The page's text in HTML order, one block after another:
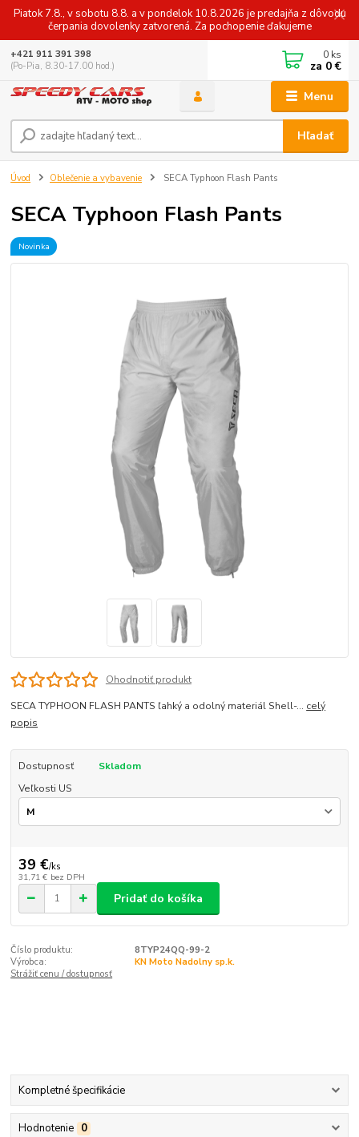
Piatok 7.8., v sobotu 8.8. a v pondelok 10.8.2026 je predajňa z dôvodu
čerpania dovolenky zatvorená. Za pochopenie ďakujeme
Menu
Hľadať
+421 911 391 398
(Po-Pia, 8.30-17.00 hod.)
0 ks
za 0 €
Úvod Oblečenie a vybavenie SECA Typhoon Flash Pants
SECA Typhoon Flash Pants
Novinka
Ohodnotiť produkt
SECA TYPHOON FLASH PANTS ľahký a odolný materiál Shell-... celý
popis
Dostupnosť
Skladom
Veľkosti US
39 €/ks
31,71 € bez DPH
Pridať do košíka
Číslo produktu:
8TYP24QQ-99-2
Výrobca:
KN Moto Nadolny sp.k.
Strážiť cenu / dostupnosť
Kompletné špecifikácie
Hodnotenie 0